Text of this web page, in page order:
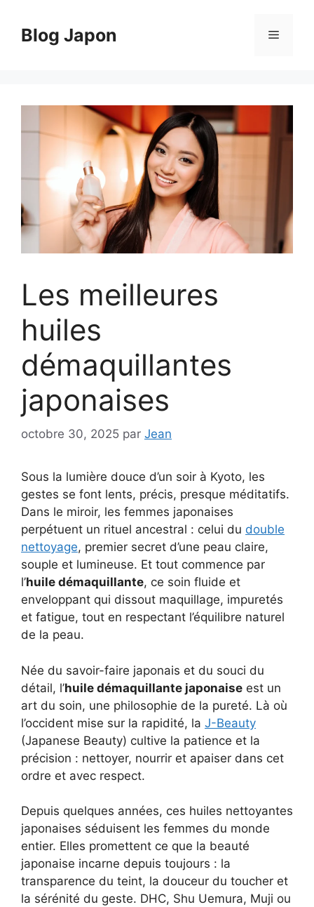
contenuBlog Japon Menu
Les meilleures
huiles
démaquillantes
japonaises
octobre 30, 2025 par Jean
Sous la lumière douce d’un soir à Kyoto, les
gestes se font lents, précis, presque méditatifs.
Dans le miroir, les femmes japonaises
perpétuent un rituel ancestral : celui du double
nettoyage, premier secret d’une peau claire,
souple et lumineuse. Et tout commence par
l’huile démaquillante, ce soin fluide et
enveloppant qui dissout maquillage, impuretés
et fatigue, tout en respectant l’équilibre naturel
de la peau.
Née du savoir-faire japonais et du souci du
détail, l’huile démaquillante japonaise est un
art du soin, une philosophie de la pureté. Là où
l’occident mise sur la rapidité, la J-Beauty
(Japanese Beauty) cultive la patience et la
précision : nettoyer, nourrir et apaiser dans cet
ordre et avec respect.
Depuis quelques années, ces huiles nettoyantes
japonaises séduisent les femmes du monde
entier. Elles promettent ce que la beauté
japonaise incarne depuis toujours : la
transparence du teint, la douceur du toucher et
la sérénité du geste. DHC, Shu Uemura, Muji ou